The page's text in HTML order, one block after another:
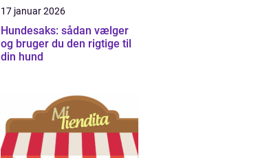
17 januar 2026
Hundesaks: sådan vælger
og bruger du den rigtige til
din hund